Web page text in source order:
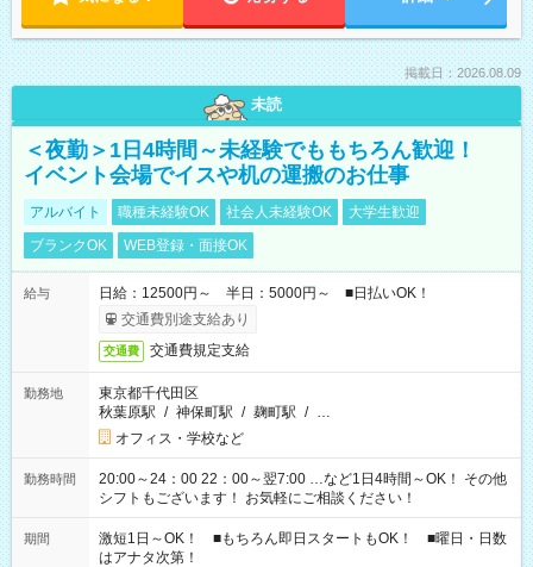
掲載日：2026.08.09
未読
＜夜勤＞1日4時間～未経験でももちろん歓迎！
イベント会場でイスや机の運搬のお仕事
アルバイト 職種未経験OK 社会人未経験OK
大学生歓迎
ブランクOK
WEB登録・面接OK
給与
日給：12500円～ 半日：5000円～ ■日払いOK！
交通費別途支給あり
交通費 交通費規定支給
勤務地
東京都千代田区
秋葉原駅 / 神保町駅 / 麹町駅 / …
オフィス・学校など
勤務時間
20:00～24：00 22：00～翌7:00 …など1日4時間～OK！ その他
シフトもございます！ お気軽にご相談ください！
期間
激短1日～OK！ ■もちろん即日スタートもOK！ ■曜日・日数
はアナタ次第！